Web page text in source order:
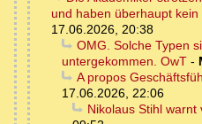
und haben überhaupt kein
17.06.2026, 20:38
OMG. Solche Typen
untergekommen. OwT -
A propos
17.06.2026, 22:06
Nikolaus Stihl warnt